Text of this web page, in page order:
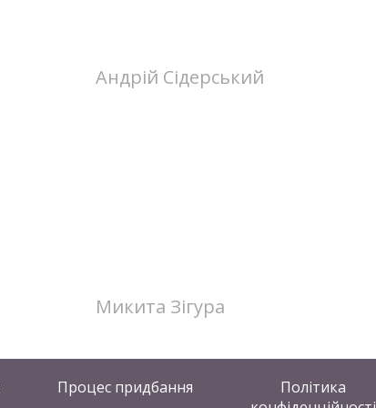
Андрій Сідерський
Микита Зігура
Процес придбання
Політика